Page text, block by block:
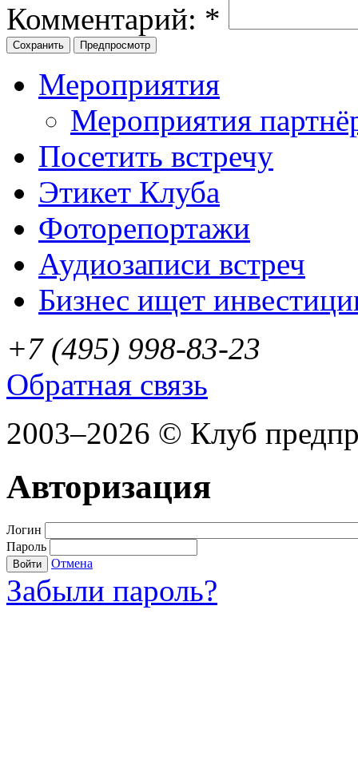
Комментарий: *
Мероприятия
Мероприятия
Посетить встречу
Этикет Клуба
Фоторепортажи
Аудиозаписи встреч
Бизнес ищет
+7 (495) 998-83-23
Обратная связь
2003–2026 © Клуб
Авторизация
Логин
Пароль
Войти Отмена
Забыли пароль?